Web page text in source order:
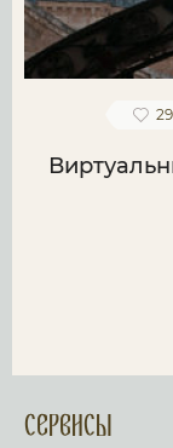
29
Сервисы